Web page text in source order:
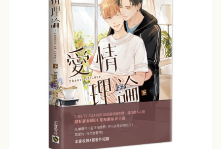
恐怖驚悚 (20)
懸疑/推理 (61)
經典文學 (13)
翻譯文學 (28)
耽美/同志 (2)
心理勵志 (176)
生活風格 (164)